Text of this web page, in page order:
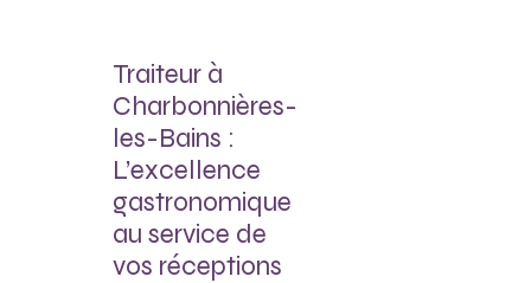
Traiteur à
Charbonnières-
les-Bains :
L’excellence
gastronomique
au service de
vos réceptions